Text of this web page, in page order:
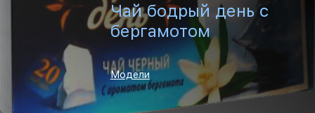
Чай бодрый день с
бергамотом
Модели